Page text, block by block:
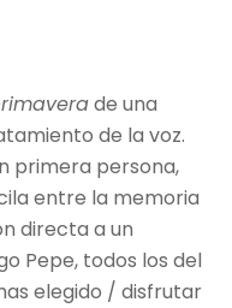
de una
de la voz.
primera persona,
entre la memoria
directa a un
Pepe, todos los del
elegido / disfrutar